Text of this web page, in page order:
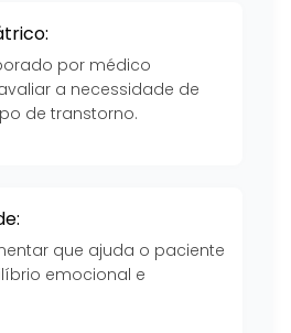
por médico
a necessidade de
de transtorno.
que ajuda o paciente
emocional e